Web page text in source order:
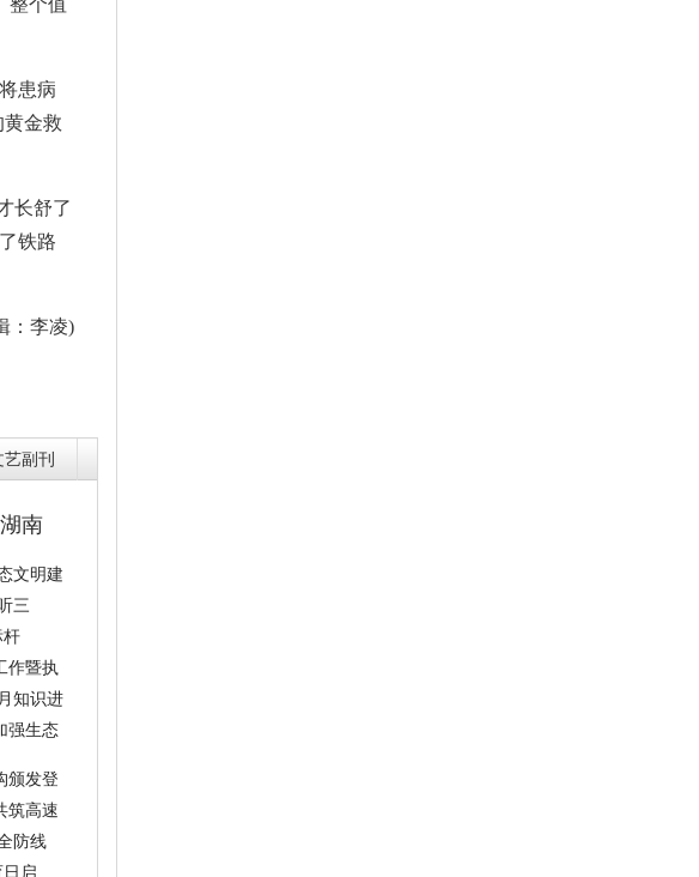
整个值
患病
金救
长舒了
铁路
：李凌)
艺副刊
南
文明建
三
杆
作暨执
知识进
强生态
颁发登
筑高速
防线
日启